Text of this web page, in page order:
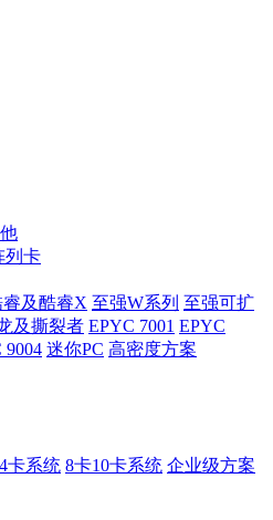
列卡
睿及酷睿X 至强W系列 至强可扩
及撕裂者 EPYC 7001 EPYC
9004 迷你PC 高密度方案
4卡系统 8卡10卡系统 企业级方案